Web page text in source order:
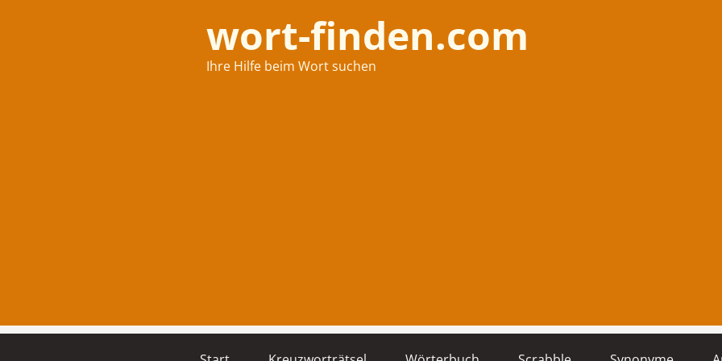
wort-finden.com
Ihre Hilfe beim Wort suchen